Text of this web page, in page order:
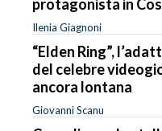
protagonista in
Ilenia Giagnoni
“Elden Ring”,
del celebre
ancora lontana
Giovanni Scanu